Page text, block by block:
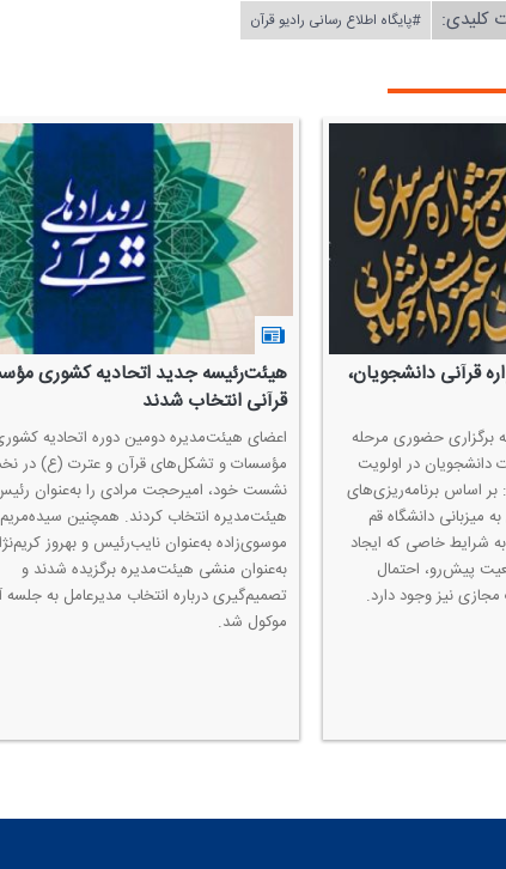
کلیدی:
#پایگاه اطلاع رسانی رادیو قرآن
قرآنی دانشجویان،
برگزاری حضوری مرحله
دانشجویان در اولویت
بر اساس برنامه‌ریزی‌های
میزبانی دانشگاه قم
به شرایط خاصی كه ایجاد
پیش‌رو، احتمال
نیز وجود دارد.
هیئت‌رئیسه جدید اتحادیه كشوری
قرآنی انتخاب شدند
اعضای هیئت‌مدیره دومین دوره اتحادیه
مؤسسات و تشكل‌های قرآن و عترت (ع) در
نشست خود، امیرحجت مرادی را به‌عنوان
هیئت‌مدیره انتخاب كردند. همچنین سیده‌مریم
موسوی‌زاده به‌عنوان نایب‌رئیس و بهروز
به‌عنوان منشی هیئت‌مدیره برگزیده شدند و
تصمیم‌گیری درباره انتخاب مدیرعامل به جلسه
موكول شد.